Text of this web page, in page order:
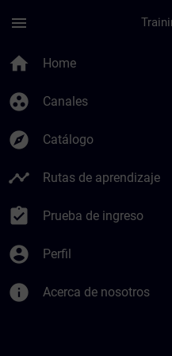
menu
home Home
group_work Canales
explore Catálogo
timeline Rutas de aprendizaje
assignment_turned_in Prueba de ingreso
account_circle Perfil
info Acerca de nosotros